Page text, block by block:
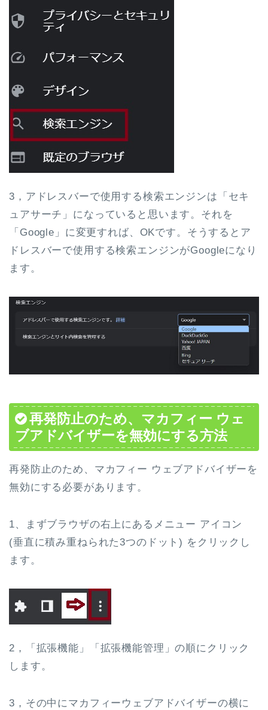
3，アドレスバーで使用する検索エンジンは「セキ
ュアサーチ」になっていると思います。それを
「Google」に変更すれば、OKです。そうするとア
ドレスバーで使用する検索エンジンがGoogleになり
ます。
再発防止のため、マカフィー ウェ
ブアドバイザーを無効にする方法
再発防止のため、マカフィー ウェブアドバイザーを
無効にする必要があります。
1、まずブラウザの右上にあるメニュー アイコン
(垂直に積み重ねられた3つのドット) をクリックし
ます。
2，「拡張機能」「拡張機能管理」の順にクリック
します。
3，その中にマカフィーウェブアドバイザーの横に